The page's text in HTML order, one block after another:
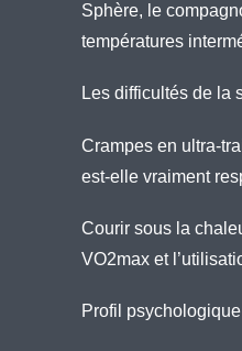
Sphère, le
températures
Les difficultés de la
Crampes en ultra-
est-elle vraiment
Courir sous la
VO2max et
Profil